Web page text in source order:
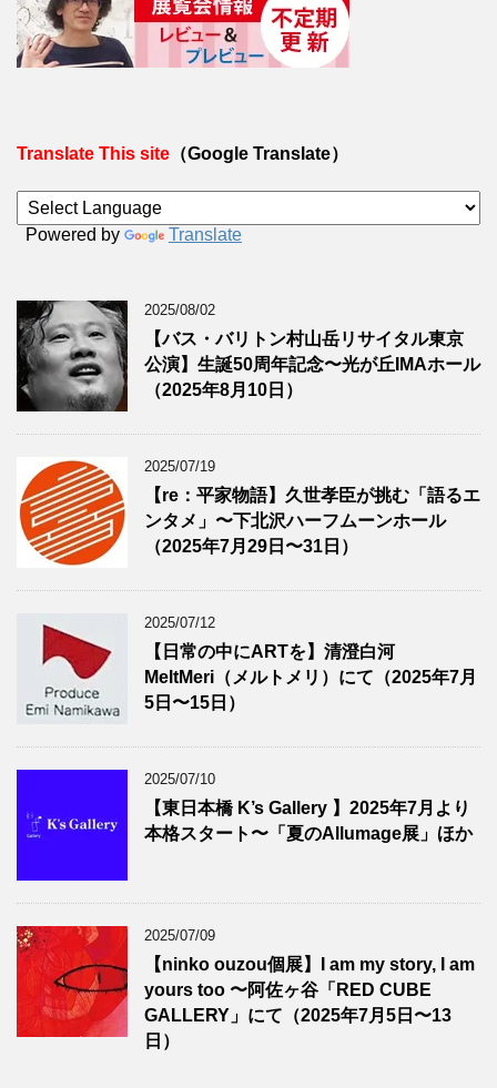
Translate This site （Google Translate）
Powered by Translate
2025/08/02
【バス・バリトン村山岳リサイタル東京
公演】生誕50周年記念〜光が丘IMAホール
（2025年8月10日）
2025/07/19
【re：平家物語】久世孝臣が挑む「語るエ
ンタメ」〜下北沢ハーフムーンホール
（2025年7月29日〜31日）
2025/07/12
【日常の中にARTを】清澄白河
MeltMeri（メルトメリ）にて（2025年7月
5日〜15日）
2025/07/10
【東日本橋 K’s Gallery 】2025年7月より
本格スタート〜「夏のAllumage展」ほか
2025/07/09
【ninko ouzou個展】I am my story, I am
yours too 〜阿佐ヶ谷「RED CUBE
GALLERY」にて（2025年7月5日〜13
日）